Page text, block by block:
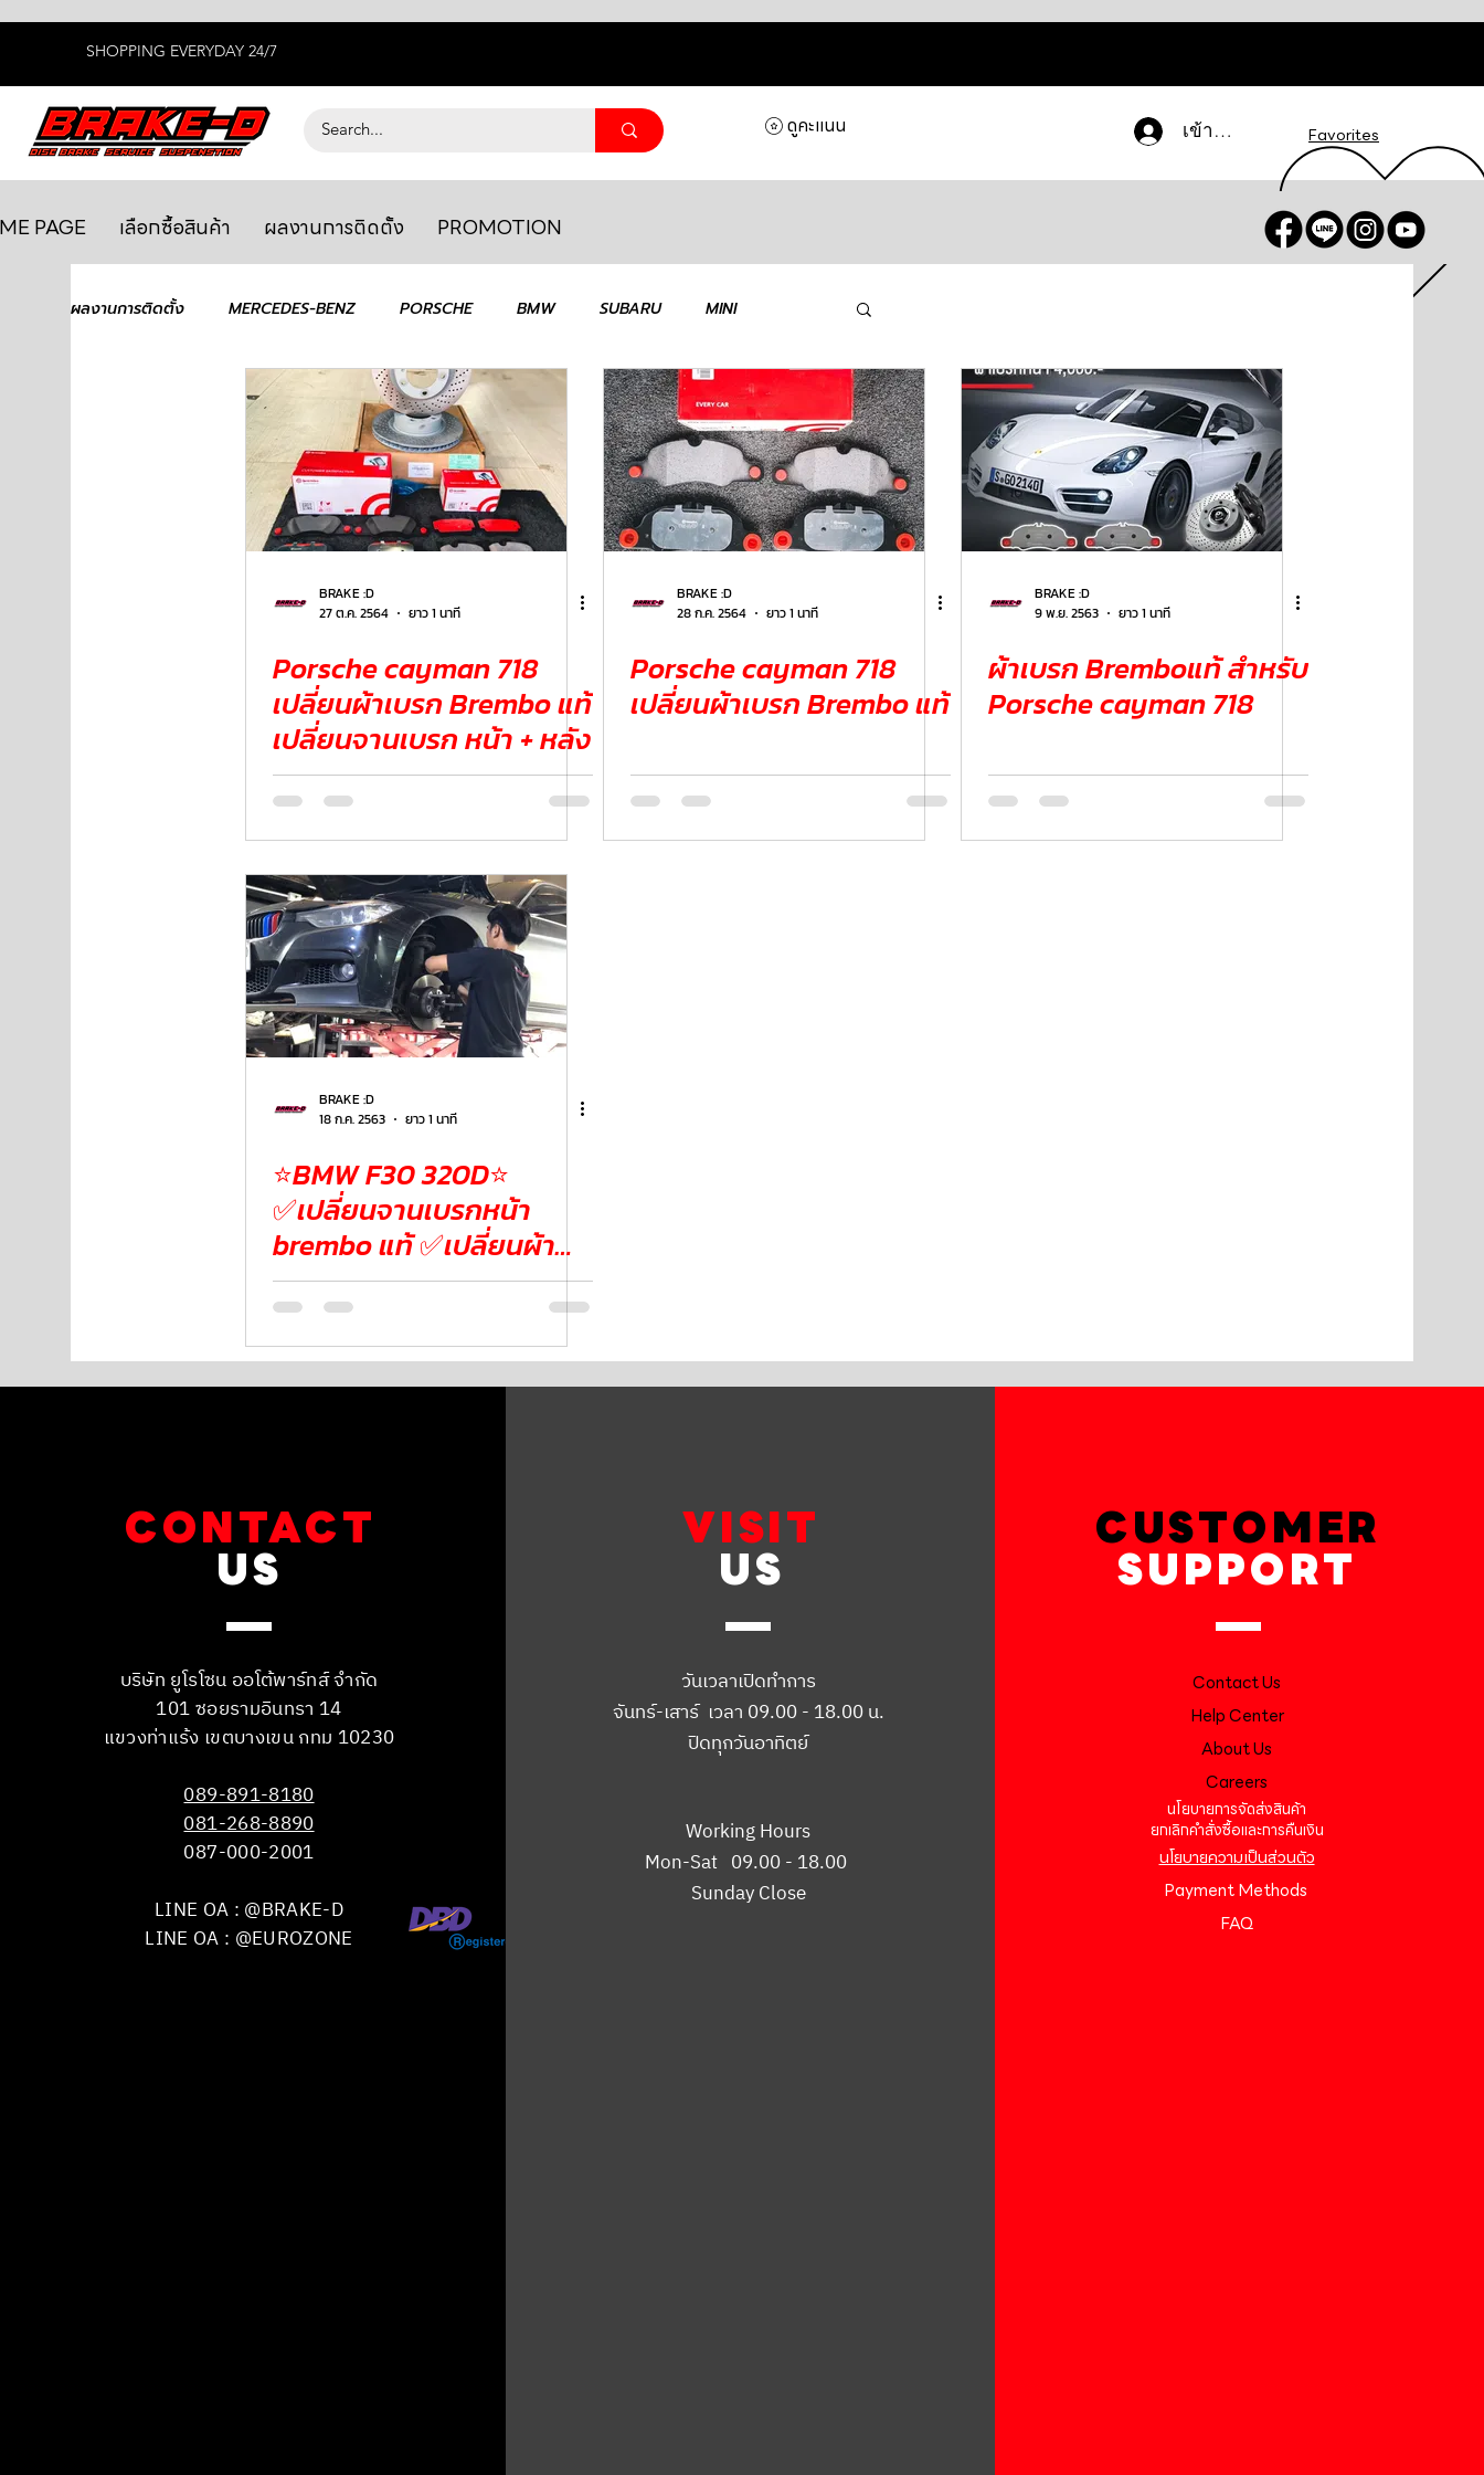
SHOPPING EVERYDAY 24/7
เข้าสู่ระบบ Favorites
ดูคะแนน
PAGE เลือกซื้อสินค้า ผลงานการติดตั้ง PROMOTION
ผลงานการติดตั้ง MERCEDES-BENZ PORSCHE BMW SUBARU MINI
LEXUS ยางรถยนต์ AUDI LAMBORGHINI
MAHLE MAZDA TOYOTA HONDA VOLKSWAGEN JEEP
BRAKE :D
27 ต.ค. 2564
ยาว 1 นาที
Porsche cayman 718
เปลี่ยนผ้าเบรก Brembo แท้
เปลี่ยนจานเบรก หน้า + หลัง
BRAKE :D
28 ก.ค. 2564
ยาว 1 นาที
Porsche cayman 718
เปลี่ยนผ้าเบรก Brembo แท้
BRAKE :D
9 พ.ย. 2563
ยาว 1 นาที
ผ้าเบรก Bremboแท้ สำหรับ
Porsche cayman 718
BRAKE :D
18 ก.ค. 2563
ยาว 1 นาที
⭐️BMW F30 320D⭐️
✅เปลี่ยนจานเบรกหน้า
brembo แท้ ✅เปลี่ยนผ้า
เบรกหน้า Brembo
Ceramic
CONTACT
US
บริษัท ยูโรโซน ออโต้พาร์ทส์ จำกัด
101 ซอยรามอินทรา 14
แขวงท่าแร้ง เขตบางเขน กทม 10230
089-891-8180
081-268-8890
087-000-2001
LINE OA : @BRAKE-D
LINE OA : @EUROZONE
VISIT
US
วันเวลาเปิดทำการ
จันทร์-เสาร์ เวลา 09.00 - 18.00 น.
ปิดทุกวันอาทิตย์
Working Hours
Mon-Sat 09.00 - 18.00
Sunday Close
CUSTOMER
SUPPORT
Contact Us
Help Center
About Us
Careers
นโยบายการจัดส่งสินค้า
ยกเลิกคำสั่งซื้อและการคืนเงิน
นโยบายความเป็นส่วนตัว
Payment Methods
FAQ